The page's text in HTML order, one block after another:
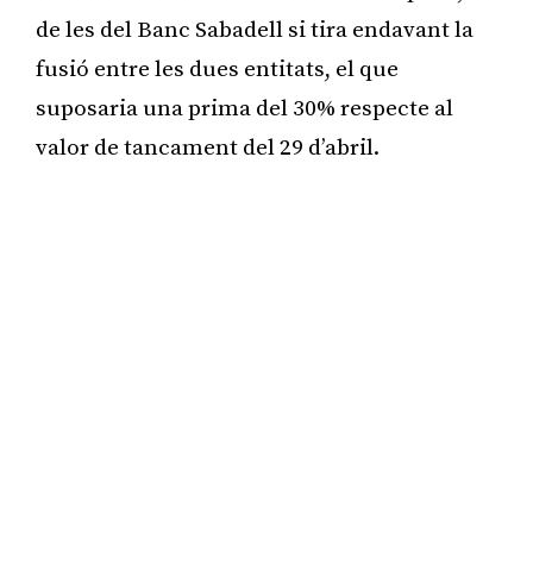
de les del Banc Sabadell si tira endavant la
fusió entre les dues entitats, el que
suposaria una prima del 30% respecte al
valor de tancament del 29 d’abril.